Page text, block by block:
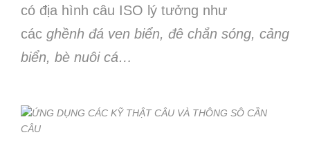
có địa hình câu ISO lý tưởng như
các ghềnh đá ven biển, đê chắn sóng, cảng
biển, bè nuôi cá…